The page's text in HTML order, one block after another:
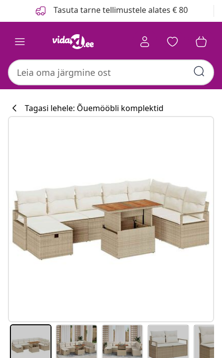
Tasuta tarne tellimustele alates € 80
#sharemevidaxl
Tagasi lehele: Õuemööbli komplektid